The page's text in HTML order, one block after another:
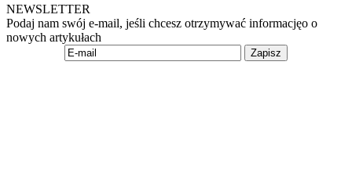
NEWSLETTER
Podaj nam swój e-mail, jeśli chcesz otrzymywać informacjęo o
nowych artykułach
Zapisz